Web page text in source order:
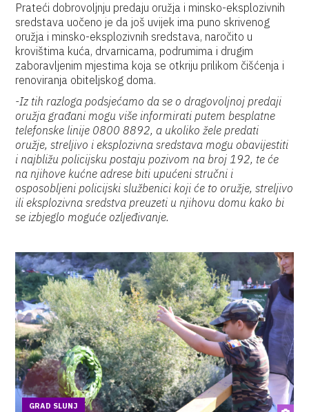
Prateći dobrovoljnju predaju oružja i minsko-eksplozivnih
sredstava uočeno je da još uvijek ima puno skrivenog
oružja i minsko-eksplozivnih sredstava, naročito u
krovištima kuća, drvarnicama, podrumima i drugim
zaboravljenim mjestima koja se otkriju prilikom čišćenja i
renoviranja obiteljskog doma.
-Iz tih razloga podsjećamo da se o dragovoljnoj predaji
oružja građani mogu više informirati putem besplatne
telefonske linije 0800 8892, a ukoliko žele predati
oružje, streljivo i eksplozivna sredstava mogu obavijestiti
i najbližu policijsku postaju pozivom na broj 192, te će
na njihove kućne adrese biti upućeni stručni i
osposobljeni policijski službenici koji će to oružje, streljivo
ili eksplozivna sredstva preuzeti u njihovu domu kako bi
se izbjeglo moguće ozljeđivanje.
GRAD SLUNJ